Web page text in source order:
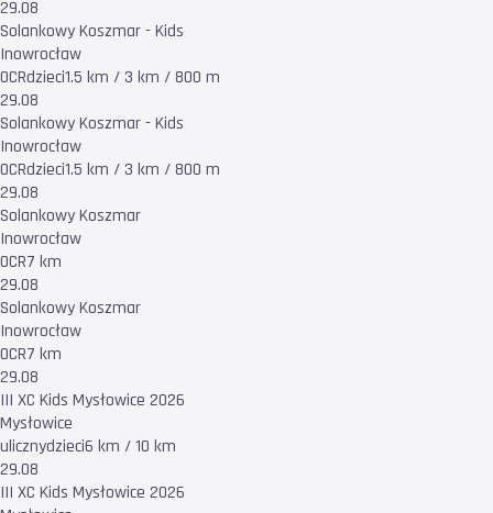
29.08
Solankowy Koszmar - Kids
Inowrocław
OCRdzieci1.5 km / 3 km / 800 m
29.08
Solankowy Koszmar - Kids
Inowrocław
OCRdzieci1.5 km / 3 km / 800 m
29.08
Solankowy Koszmar
Inowrocław
OCR7 km
29.08
Solankowy Koszmar
Inowrocław
OCR7 km
29.08
III XC Kids Mysłowice 2026
Mysłowice
ulicznydzieci6 km / 10 km
29.08
III XC Kids Mysłowice 2026